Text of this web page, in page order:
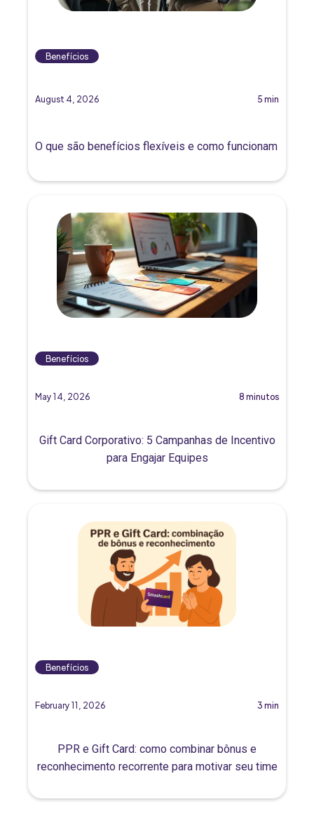
Benefícios
August 4, 2026 5 min
O que são benefícios flexíveis e como funcionam
Benefícios
May 14, 2026 8 minutos
Gift Card Corporativo: 5 Campanhas de Incentivo
para Engajar Equipes
Benefícios
February 11, 2026 3 min
PPR e Gift Card: como combinar bônus e
reconhecimento recorrente para motivar seu time